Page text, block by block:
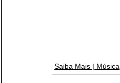
Saiba Mais | Música